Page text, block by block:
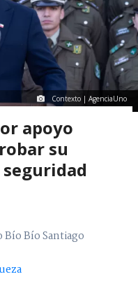
Contexto | AgenciaUno
apoyo
su
Bío Bío Santiago